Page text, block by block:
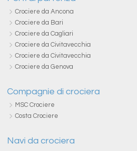
Crociere da Ancona
Crociere da Bari
Crociere da Cagliari
Crociere da Civitavecchia
Crociere da Civitavecchia
Crociere da Genova
Compagnie di crociera
MSC Crociere
Costa Crociere
Navi da crociera